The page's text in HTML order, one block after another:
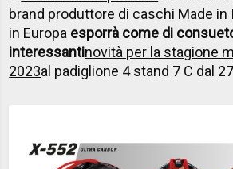
brand produttore di caschi Made in
in Europa esporrà come di
interessantinovità per la stagione
2023al padiglione 4 stand 7 C dal